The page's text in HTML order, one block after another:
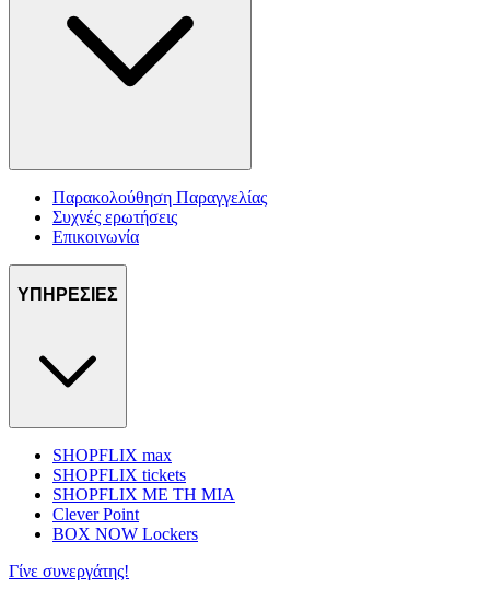
Παρακολούθηση Παραγγελίας
Συχνές ερωτήσεις
Επικοινωνία
ΥΠΗΡΕΣΙΕΣ
SHOPFLIX max
SHOPFLIX tickets
SHOPFLIX ΜΕ ΤΗ ΜΙΑ
Clever Point
BOX NOW Lockers
Γίνε συνεργάτης!